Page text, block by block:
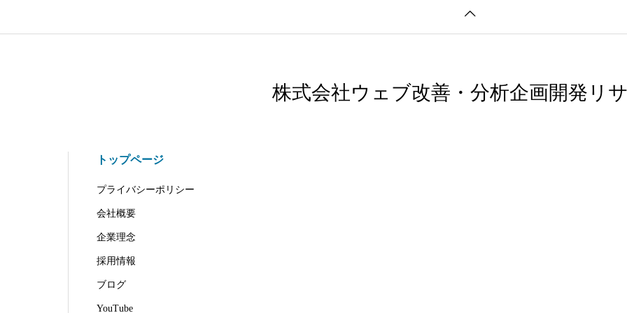
株式会社ウェブ改善・分析企画開発リ
トップページ
プライバシーポリシー
会社概要
企業理念
採用情報
ブログ
YouTube